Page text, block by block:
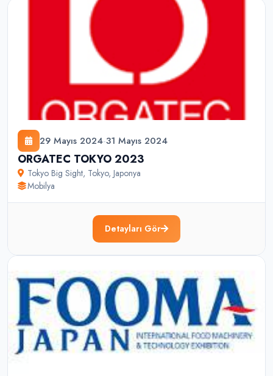
29 Mayıs 2024-31 Mayıs 2024
ORGATEC TOKYO 2023
Tokyo Big Sight, Tokyo, Japonya
Mobilya
Detayları Gör